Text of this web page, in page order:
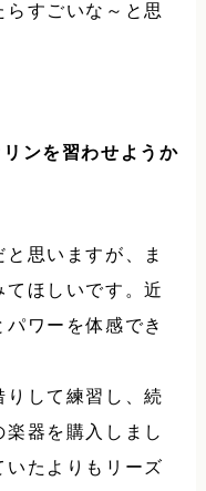
すごいな～と思
ンを習わせようか
思いますが、ま
ほしいです。近
ワーを体感でき
して練習し、続
器を購入しまし
いたよりもリーズ